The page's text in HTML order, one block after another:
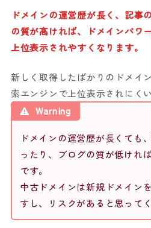
ドメインの運営歴が長く、記事
の質が高ければ、ドメインパワ
上位表示されやすくなります。
新しく取得したばかりのドメイ
索エンジンで上位表示されにくい
Warning
ドメインの運営歴が長くても
ったり、ブログの質が低けれ
です。
中古ドメインは新規ドメイン
すし、リスクがあると思ってく